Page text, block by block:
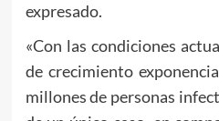
expresado.
«Con las condiciones
de crecimiento
millones de personas